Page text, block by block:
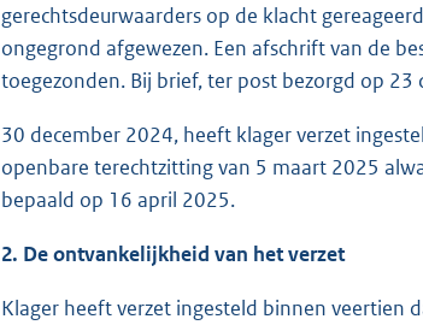
gerechtsdeurwaarders op de klacht
ongegrond afgewezen. Een afschrift van de
toegezonden. Bij brief, ter post bezorgd op
30 december 2024, heeft klager verzet
openbare terechtzitting van 5 maart 2025
bepaald op 16 april 2025.
2. De ontvankelijkheid van het verzet
Klager heeft verzet ingesteld binnen veertien